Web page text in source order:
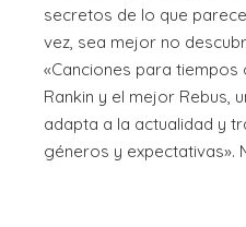
secretos de lo que
vez, sea mejor no
«Canciones para
Rankin y el mejor Rebus,
adapta a la actualidad y
géneros y expectativas».